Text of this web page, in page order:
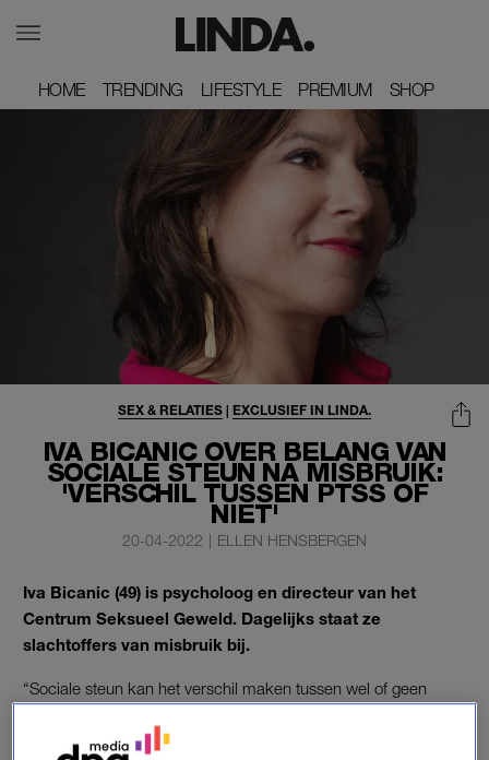
HOME
HOME TRENDING
TRENDING LIFESTYLE
LIFESTYLE PREMIUM
PREMIUM SHOP
SHOP
IVA BICANIC OVER BELANG VAN
SOCIALE STEUN NA MISBRUIK:
'VERSCHIL TUSSEN PTSS OF
NIET'
SEX & RELATIES | EXCLUSIEF IN LINDA.
20-04-2022 | ELLEN HENSBERGEN
Iva Bicanic (49) is psycholoog en directeur van het
Centrum Seksueel Geweld. Dagelijks staat ze
slachtoffers van misbruik bij.
“Sociale steun kan het verschil maken tussen wel of geen
Els Quaegebeur.